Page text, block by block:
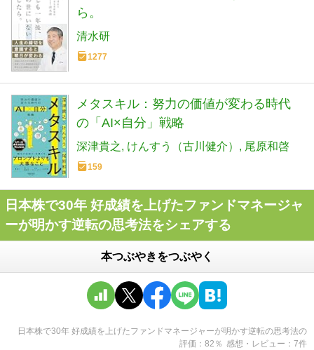
ら。
清水研
1277
メタスキル：努力の価値が変わる時代
の「AI×自分」戦略
深津貴之 けんすう（古川健介） 尾原和啓
159
日本株で30年 好成績を上げたファンドマネージャ
ーが明かす逆転の思考法をシェアする
本つぶやきをつぶやく
日本株で30年 好成績を上げたファンドマネージャーが明かす逆転の思考法の
評価
82 ％ 感想・レビュー 7件